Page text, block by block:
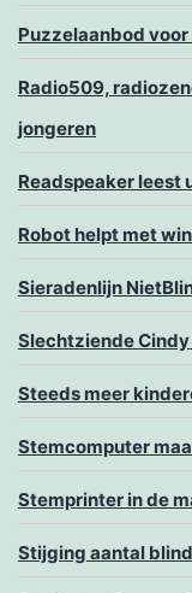
Puzzelaanbod
Radio509,
jongeren
Readspeaker leest
Robot helpt met
Sieradenlijn
Slechtziende
Steeds meer
Stemcomputer
Stemprinter in de
Stijging aantal